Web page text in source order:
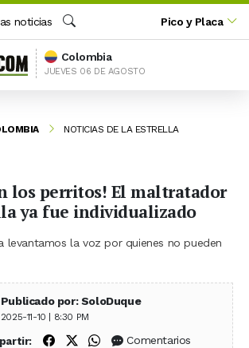
noticias
Buscar
Pico y Placa
Colombia
JUEVES 06 DE AGOSTO
NOTICIAS DE LA ESTRELLA
los perritos! El maltratador
ya fue individualizado
levantamos la voz por quienes no pueden
Publicado por: SoloDuque
2025-11-10 | 8:30 PM
Compartir en Facebook
Compartir en X (Twitter)
Compartir en WhatsApp
Comentarios